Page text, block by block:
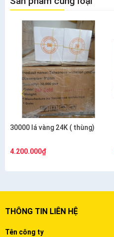
30000 lá vàng 24K ( thùng)
4.200.000₫
THÔNG TIN LIÊN HỆ
Tên công ty